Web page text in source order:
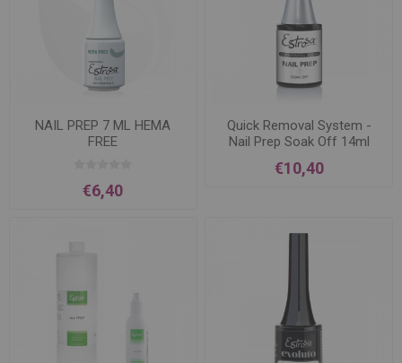
NAIL PREP 7 ML HEMA
FREE
€6,40
Quick Removal System -
Nail Prep Soak Off 14ml
€10,40